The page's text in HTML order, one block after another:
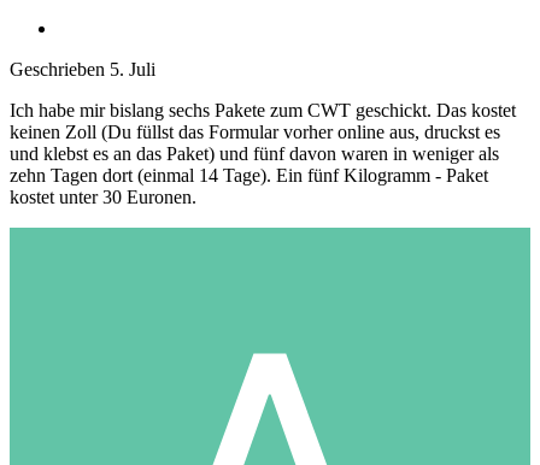
Geschrieben 5. Juli
Ich habe mir bislang sechs Pakete zum CWT geschickt. Das kostet
keinen Zoll (Du füllst das Formular vorher online aus, druckst es
und klebst es an das Paket) und fünf davon waren in weniger als
zehn Tagen dort (einmal 14 Tage). Ein fünf Kilogramm - Paket
kostet unter 30 Euronen.